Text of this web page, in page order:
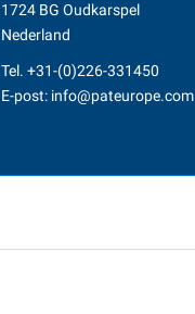
1724 BG Oudkarspel
Nederland
Tel. +31-(0)226-331450
E-post: info@pateurope.com